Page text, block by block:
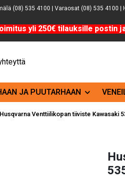
(08) 535 4100 | Varaosat (08) 535 4100 |
yli 250€ tilauksille postin
JA PUUTARHAAN
Husqvarna Venttiilikopan tiiviste Kawasaki